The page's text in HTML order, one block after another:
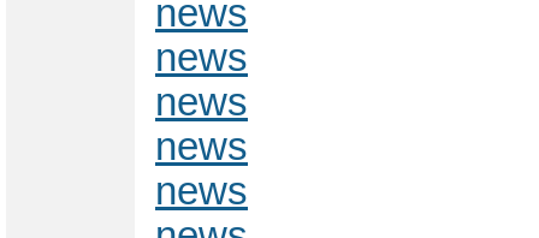
news
news
news
news
news